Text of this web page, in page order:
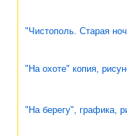
"Чистополь. Старая
"На охоте" копия,
"На берегу", графика,